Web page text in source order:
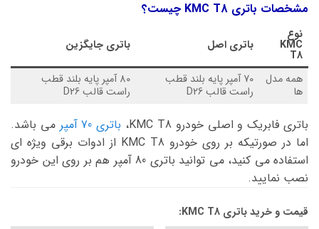
مشخصات باتری KMC T8 چیست؟
نوع
KMC
T8
باتری اصل باتری جایگزین
همه مدل
ها
70 آمپر پایه بلند قطب
راست قالب D26
80 آمپر پایه بلند قطب
راست قالب D26
باتری فابریک و اصلی خودرو KMC T8، باتری 70 آمپر
می باشد.
اما در صورتیکه بر روی خودرو KMC T8 از ادوات برقی ویژه ای
استفاده می کنید، می توانید باتری 80 آمپر هم بر روی این خودرو
نصب نمایید.
قیمت و خرید باتری KMC T8: